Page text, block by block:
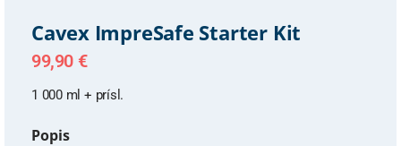
Cavex ImpreSafe Starter Kit
99,90 €
1 000 ml + prísl.
Popis